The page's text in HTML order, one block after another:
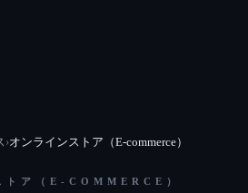
›オンラインストア（E-commerce）
トア（E-COMMERCE）